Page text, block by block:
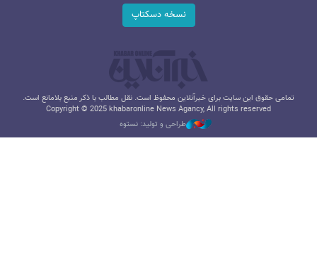
نسخه دسکتاپ
تمامی حقوق این سایت برای خبرآنلاین محفوظ است. نقل مطالب با ذکر منبع بلامانع است.
Copyright © 2025 khabaronline News Agancy, All rights reserved
طراحی و تولید: نستوه